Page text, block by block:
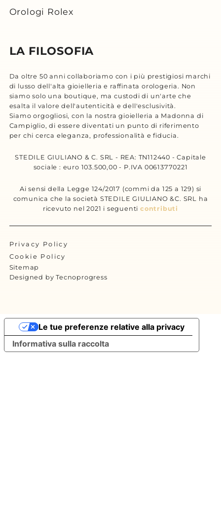
Orologi Rolex
LA FILOSOFIA
Da oltre 50 anni collaboriamo con i più prestigiosi marchi
di lusso dell'alta gioielleria e raffinata orologeria. Non
siamo solo una boutique, ma custodi di un'arte che
esalta il valore dell'autenticità e dell'esclusività.
Siamo orgogliosi, con la nostra gioielleria a Madonna di
Campiglio, di essere diventati un punto di riferimento
per chi cerca eleganza, professionalità e fiducia.
STEDILE GIULIANO & C. SRL - REA: TN112440 - Capitale
sociale : euro 103.500,00 - P.IVA 00613770221
Ai sensi della Legge 124/2017 (commi da 125 a 129) si
comunica che la società STEDILE GIULIANO &C. SRL ha
ricevuto nel 2021 i seguenticontributi
Privacy Policy
Cookie Policy
Sitemap
Designed by Tecnoprogress
Informativa sulla raccolta
Le tue preferenze relative alla privacy